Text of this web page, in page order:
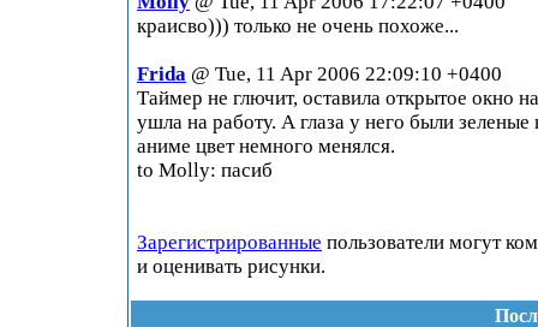
краисво))) только не очень похоже...
Frida @ Tue, 11 Apr 2006 22:09:10 +0400
Таймер не глючит, оставила открытое окно
ушла на работу. А глаза у него были зеленые
аниме цвет немного менялся.
to Molly: пасиб
Зарегистрированные пользователи могут
и оценивать рисунки.